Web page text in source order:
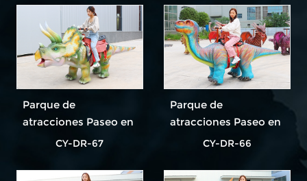
popular
popular
Parque de
atracciones Paseo en
dinosaurio El paseo
popular
CY-DR-67
Parque de
atracciones Paseo en
dinosaurio El paseo
popular
CY-DR-66